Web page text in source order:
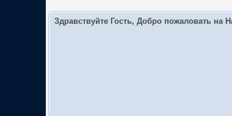
Здравствуйте Гость, Добро пожаловать на